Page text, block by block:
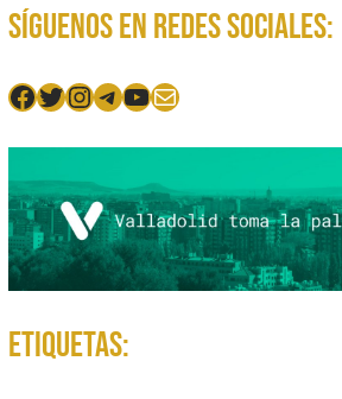
Síguenos en redes sociales:
Facebook
Twitter
Instagram
Telegram
YouTube
Mail
Etiquetas: